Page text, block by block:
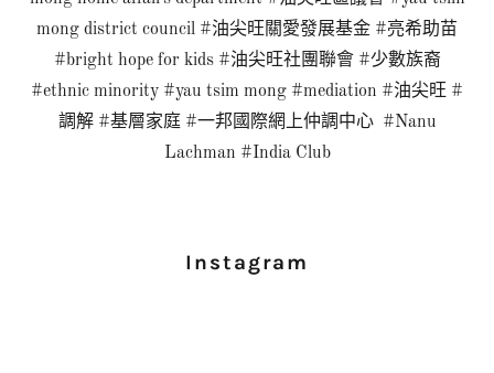
mong district council #油尖旺關愛發展基金 #亮希助苗
#bright hope for kids #油尖旺社團聯會 #少數族裔
#ethnic minority #yau tsim mong #mediation #油尖旺 #
調解 #基層家庭 #一邦國際網上仲調中心 #Nanu
Lachman #India Club
Instagram